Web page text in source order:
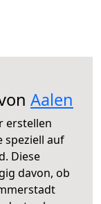
Aalen
erstellen
speziell auf
Diese
davon, ob